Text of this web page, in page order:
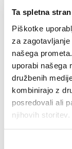
Ta spletna
Piškotke
za
našega
uporabi našega
družbenih
kombinirajo z
posredovali ali
njihovih storitev.
Solarne
premišljena
za devet
energijo